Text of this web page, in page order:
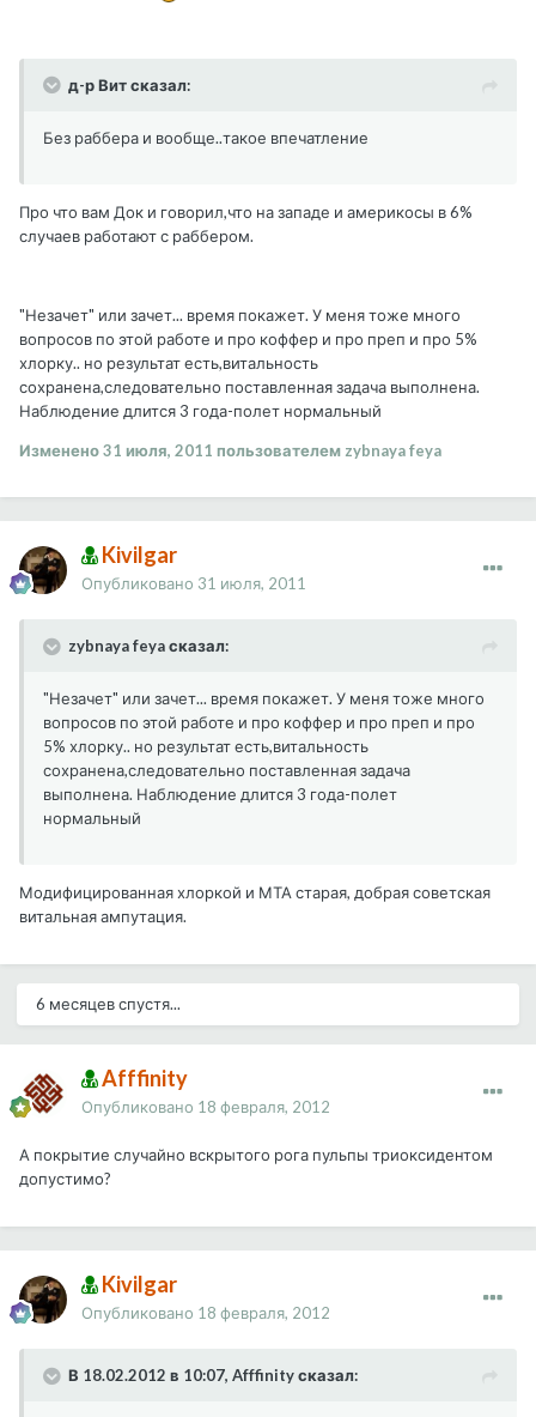
д-р Вит сказал:
Без раббера и вообще..такое впечатление
Про что вам Док и говорил,что на западе и америкосы в 6%
случаев работают с раббером.
"Незачет" или зачет... время покажет. У меня тоже много
вопросов по этой работе и про коффер и про преп и про 5%
хлорку.. но результат есть,витальность
сохранена,следовательно поставленная задача выполнена.
Наблюдение длится 3 года-полет нормальный
Изменено31 июля, 2011 пользователем zybnaya feya
Kivilgar
Опубликовано 31 июля, 2011
zybnaya feya сказал:
"Незачет" или зачет... время покажет. У меня тоже много
вопросов по этой работе и про коффер и про преп и про
5% хлорку.. но результат есть,витальность
сохранена,следовательно поставленная задача
выполнена. Наблюдение длится 3 года-полет
нормальный
Модифицированная хлоркой и МТА старая, добрая советская
витальная ампутация.
6 месяцев спустя...
Afffinity
Опубликовано 18 февраля, 2012
А покрытие случайно вскрытого рога пульпы триоксидентом
допустимо?
Kivilgar
Опубликовано 18 февраля, 2012
В 18.02.2012 в 10:07, Afffinity сказал: